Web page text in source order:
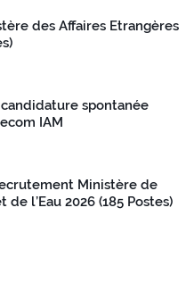
des Affaires Etrangères
spontanée
IAM
Ministère de
de l’Eau 2026 (185 Postes)